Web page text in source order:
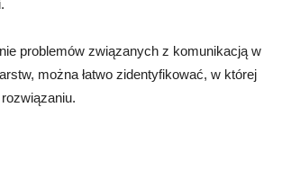
problemów związanych z komunikacją w
można łatwo zidentyfikować, w której